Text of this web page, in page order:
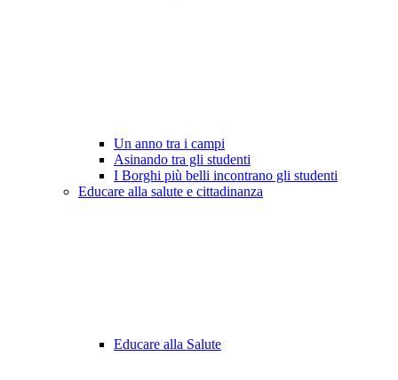
Un anno tra i campi
Asinando tra gli studenti
I Borghi più belli incontrano gli studenti
Educare alla salute e cittadinanza
Educare alla Salute